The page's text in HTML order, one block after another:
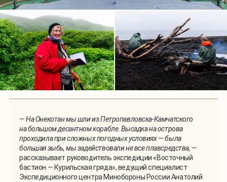
— На Онекотан мы шли из Петропавловска-Камчатского
на большом десантном корабле. Высадка на острова
проходила при сложных погодных условиях — была
большая зыбь, мы задействовали не все плавсредства, —
рассказывает руководитель экспедиции «Восточный
бастион — Курильская гряда», ведущий специалист
Экспедиционного центра Минобороны России Анатолий